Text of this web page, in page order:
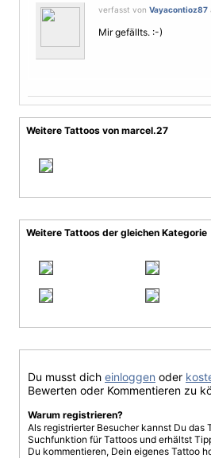
verfasst von Vayacontioz87
Mir gefällts. :-)
Weitere Tattoos von marcel.27
Weitere Tattoos der gleichen Kategorie
Du musst dich einloggen oder
Bewerten oder Kommentieren zu
Warum registrieren?
Als registrierter Besucher kannst Du
Suchfunktion für Tattoos und erhältst
Du kommentieren, Dein eigenes Tattoo